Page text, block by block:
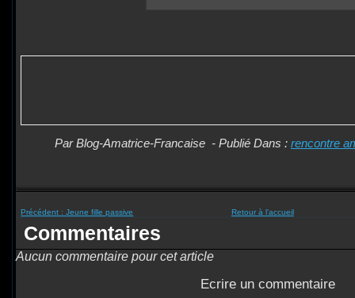
Par Blog-Amatrice-Francaise - Publié Dans : rencontre
Précédent :Jeune fille passive Retour à l'accueil
Commentaires
Aucun commentaire pour cet article
Ecrire un commentaire